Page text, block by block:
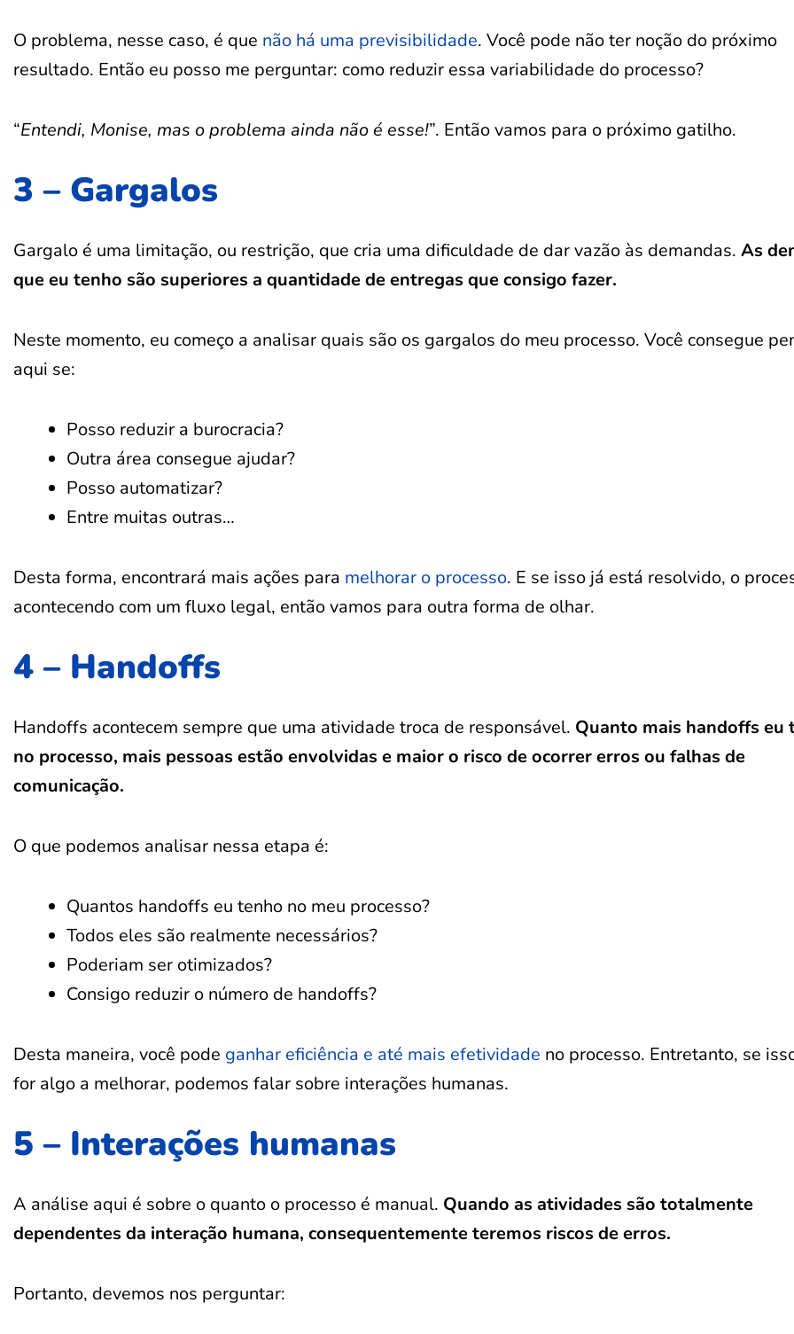
O problema, nesse caso, é que não há uma previsibilidade. Você pode não ter noção do próximo
resultado. Então eu posso me perguntar: como reduzir essa variabilidade do processo?
“Entendi, Monise, mas o problema ainda não é esse!”. Então vamos para o próximo gatilho.
3 – Gargalos
Gargalo é uma limitação, ou restrição, que cria uma dificuldade de dar vazão às demandas. As
que eu tenho são superiores a quantidade de entregas que consigo fazer.
Neste momento, eu começo a analisar quais são os gargalos do meu processo. Você consegue
aqui se:
Posso reduzir a burocracia?
Outra área consegue ajudar?
Posso automatizar?
Entre muitas outras…
Desta forma, encontrará mais ações para melhorar o processo. E se isso já está resolvido, o
acontecendo com um fluxo legal, então vamos para outra forma de olhar.
4 – Handoffs
Handoffs acontecem sempre que uma atividade troca de responsável. Quanto mais handoffs eu
no processo, mais pessoas estão envolvidas e maior o risco de ocorrer erros ou falhas de
comunicação.
O que podemos analisar nessa etapa é:
Quantos handoffs eu tenho no meu processo?
Todos eles são realmente necessários?
Poderiam ser otimizados?
Consigo reduzir o número de handoffs?
Desta maneira, você pode ganhar eficiência e até mais efetividade no processo. Entretanto, se
for algo a melhorar, podemos falar sobre interações humanas.
5 – Interações humanas
A análise aqui é sobre o quanto o processo é manual. Quando as atividades são totalmente
dependentes da interação humana, consequentemente teremos riscos de erros.
Portanto, devemos nos perguntar: